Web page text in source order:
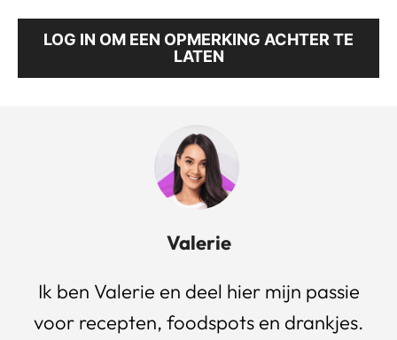
LOG IN OM EEN OPMERKING ACHTER TE
LATEN
Valerie
Ik ben Valerie en deel hier mijn passie
voor recepten, foodspots en drankjes.